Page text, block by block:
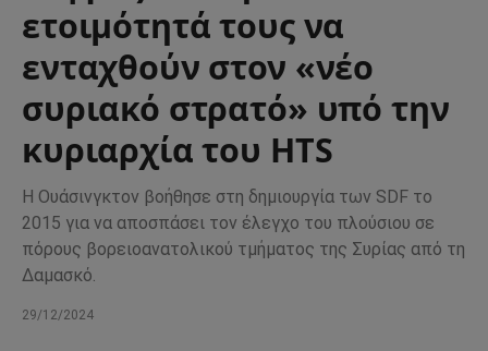
ετοιμότητά τους να
ενταχθούν στον «νέο
συριακό στρατό» υπό την
κυριαρχία του HTS
Η Ουάσινγκτον βοήθησε στη δημιουργία των SDF το
2015 για να αποσπάσει τον έλεγχο του πλούσιου σε
πόρους βορειοανατολικού τμήματος της Συρίας από τη
Δαμασκό.
29/12/2024